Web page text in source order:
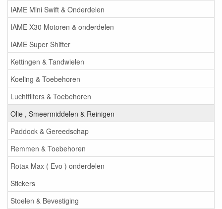
IAME Mini Swift & Onderdelen
IAME X30 Motoren & onderdelen
IAME Super Shifter
Kettingen & Tandwielen
Koeling & Toebehoren
Luchtfilters & Toebehoren
Olie , Smeermiddelen & Reinigen
Paddock & Gereedschap
Remmen & Toebehoren
Rotax Max ( Evo ) onderdelen
Stickers
Stoelen & Bevestiging